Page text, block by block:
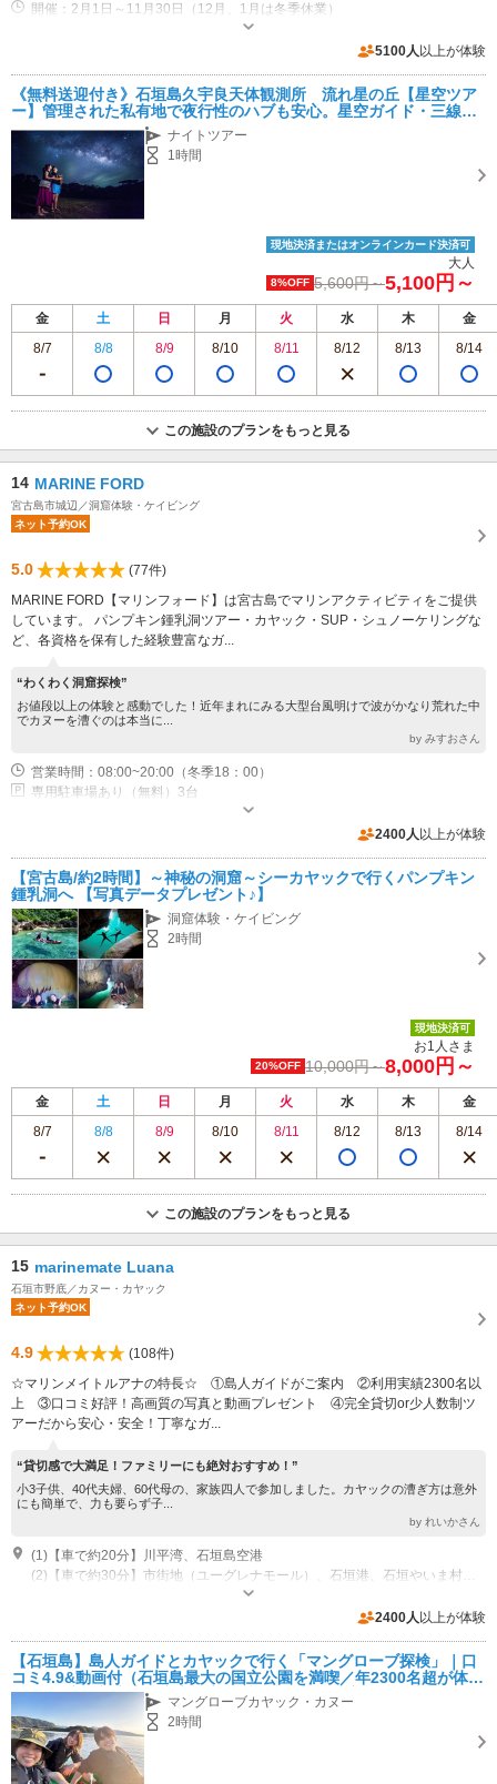
開催：2月1日～11月30日（12月、1月は冬季休業）
5100人 以上が体験
《無料送迎付き》石垣島久宇良天体観測所 流れ星の丘【星空ツア
ー】管理された私有地で夜行性のハブも安心。星空ガイド・三線ラ
イブ・星空フォト・ハンモック・双眼鏡・望遠鏡
ナイトツアー
1時間
現地決済またはオンラインカード決済可
大人
8%OFF 5,600円～5,100円～
金 土 日 月 火 水 木
金
8/7
8/8 8/9 8/10 8/11 8/12 8/13 8/14
この施設のプランをもっと見る
14 MARINE FORD
宮古島市城辺／洞窟体験・ケイビング
ネット予約OK
5.0
(77件)
MARINE FORD【マリンフォード】は宮古島でマリンアクティビティをご提供
しています。 パンプキン鍾乳洞ツアー・カヤック・SUP・シュノーケリングな
ど、各資格を保有した経験豊富なガ...
“わくわく洞窟探検”
お値段以上の体験と感動でした！近年まれにみる大型台風明けで波がかなり荒れた中
でカヌーを漕ぐのは本当に...
by みすおさん
営業時間：08:00~20:00（冬季18：00）
専用駐車場あり（無料）3台
2400人 以上が体験
【宮古島/約2時間】～神秘の洞窟～シーカヤックで行くパンプキン
鍾乳洞へ 【写真データプレゼント♪】
洞窟体験・ケイビング
2時間
現地決済可
お1人さま
20%OFF 10,000円～8,000円～
金 土 日 月 火 水 木
金
8/7
8/8 8/9 8/10 8/11 8/12 8/13 8/14
この施設のプランをもっと見る
15 marinemate Luana
石垣市野底／カヌー・カヤック
ネット予約OK
4.9
(108件)
☆マリンメイトルアナの特長☆ ①島人ガイドがご案内 ②利用実績2300名以
上 ③口コミ好評！高画質の写真と動画プレゼント ④完全貸切or少人数制ツ
アーだから安心・安全！丁寧なガ...
“貸切感で大満足！ファミリーにも絶対おすすめ！”
小3子供、40代夫婦、60代母の、家族四人で参加しました。カヤックの漕ぎ方は意外
にも簡単で、力も要らず子...
by れいかさん
(1)【車で約20分】川平湾、石垣島空港
受付時間：9：00～18：00 定休日：なし （通年開催）
2400人 以上が体験
【石垣島】島人ガイドとカヤックで行く「マングローブ探検」｜口
コミ4.9&動画付（石垣島最大の国立公園を満喫／年2300名超が体験
／2組限定で初心者も安心。高画質データ付き／家族、友達、女性に
人気）
マングローブカヤック・カヌー
2時間